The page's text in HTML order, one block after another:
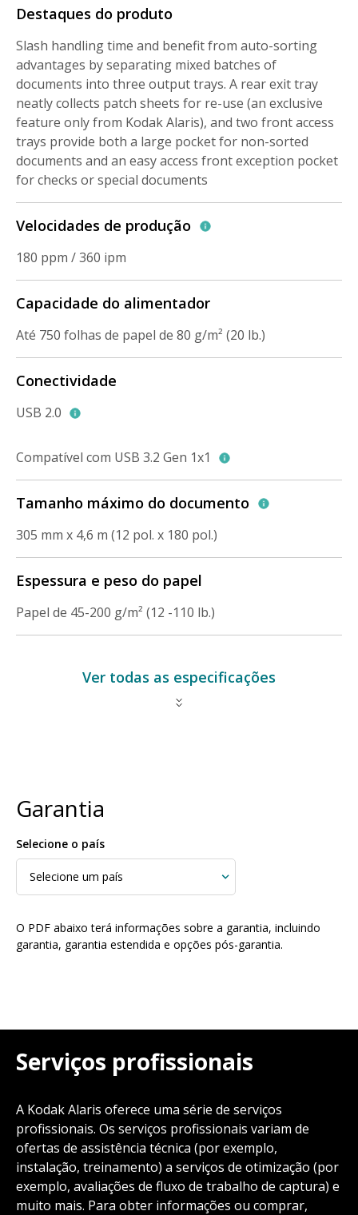
Destaques do produto
Slash handling time and benefit from auto-sorting
advantages by separating mixed batches of
documents into three output trays. A rear exit tray
neatly collects patch sheets for re-use (an exclusive
feature only from Kodak Alaris), and two front access
trays provide both a large pocket for non-sorted
documents and an easy access front exception pocket
for checks or special documents
Velocidades de produção
180 ppm / 360 ipm
Capacidade do alimentador
Até 750 folhas de papel de 80 g/m² (20 lb.)
Conectividade
USB 2.0
Compatível com USB 3.2 Gen 1x1
Tamanho máximo do documento
305 mm x 4,6 m (12 pol. x 180 pol.)
Espessura e peso do papel
Papel de 45-200 g/m² (12 -110 lb.)
Ver todas as especificações
Garantia
Selecione o país
O PDF abaixo terá informações sobre a garantia, incluindo
garantia, garantia estendida e opções pós-garantia.
Serviços profissionais
A Kodak Alaris oferece uma série de serviços
profissionais. Os serviços profissionais variam de
ofertas de assistência técnica (por exemplo,
instalação, treinamento) a serviços de otimização (por
exemplo, avaliações de fluxo de trabalho de captura) e
muito mais. Para obter informações ou comprar,